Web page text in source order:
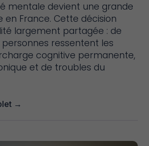
mentale devient une grande
en France. Cette décision
largement partagée : de
ressentent les
cognitive permanente,
et de troubles du
→